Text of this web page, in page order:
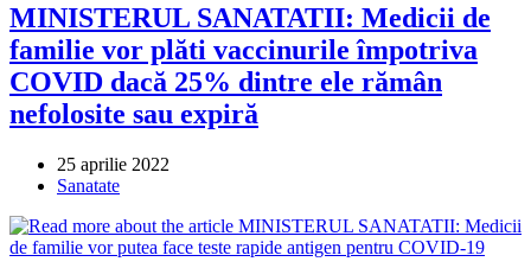
MINISTERUL SANATATII: Medicii de
familie vor plăti vaccinurile împotriva
COVID dacă 25% dintre ele rămân
nefolosite sau expiră
Post
published:
25 aprilie 2022
Post
Sanatate